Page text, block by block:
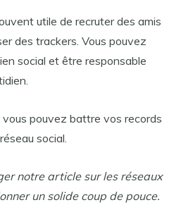
utile de recruter des amis
des trackers. Vous pouvez
social et être responsable
pouvez battre vos records
social.
notre article sur les réseaux
un solide coup de pouce.